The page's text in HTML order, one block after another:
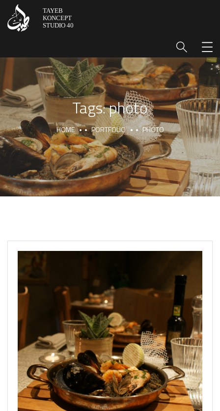
Tags:photo
HOME PORTFOLIO PHOTO